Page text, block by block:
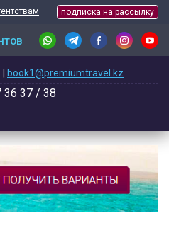
подписка на рассылку
book1@premiumtravel.kz
36 37 / 38